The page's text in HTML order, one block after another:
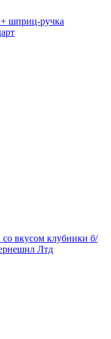
шприц-ручка
со вкусом клубники б/
Лтд